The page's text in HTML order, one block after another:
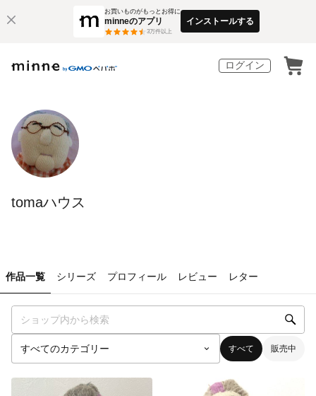
お買いものがもっとお得に
minneのアプリ
3万件以上
インストールする
ログイン
tomaハウス
作品一覧 シリーズ プロフィール レビュー レター
すべて 販売中